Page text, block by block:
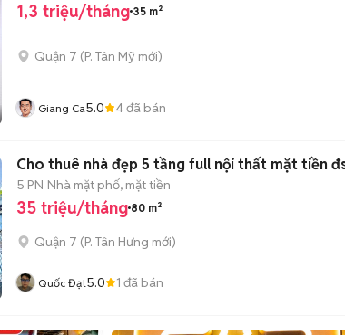
1,3 triệu/tháng 35 m²
Quận 7 (P. Tân Mỹ mới)
Giang Ca5.0 4đã bán
Cho thuê nhà đẹp 5 tầng full nội thất mặt tiền
5 PN Nhà mặt phố, mặt tiền
35 triệu/tháng 80 m²
Quận 7 (P. Tân Hưng mới)
Quốc Đạt5.0 1 đã bán